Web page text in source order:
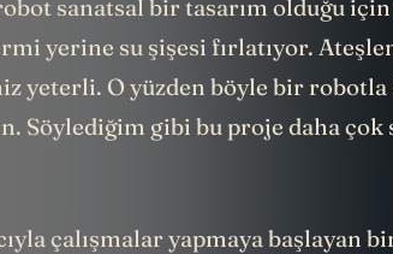
sanatsal bir tasarım olduğu
yerine su şişesi fırlatıyor.
yeterli. O yüzden böyle bir robotla
Söylediğim gibi bu proje daha
çalışmalar yapmaya başlayan